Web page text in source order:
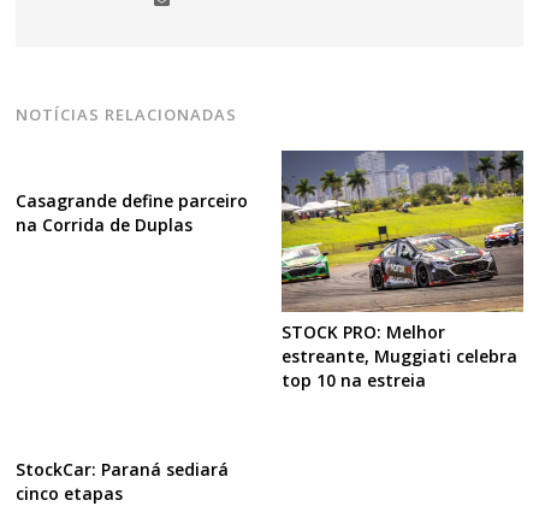
NOTÍCIAS RELACIONADAS
Casagrande define parceiro
na Corrida de Duplas
STOCK PRO: Melhor
estreante, Muggiati celebra
top 10 na estreia
StockCar: Paraná sediará
cinco etapas